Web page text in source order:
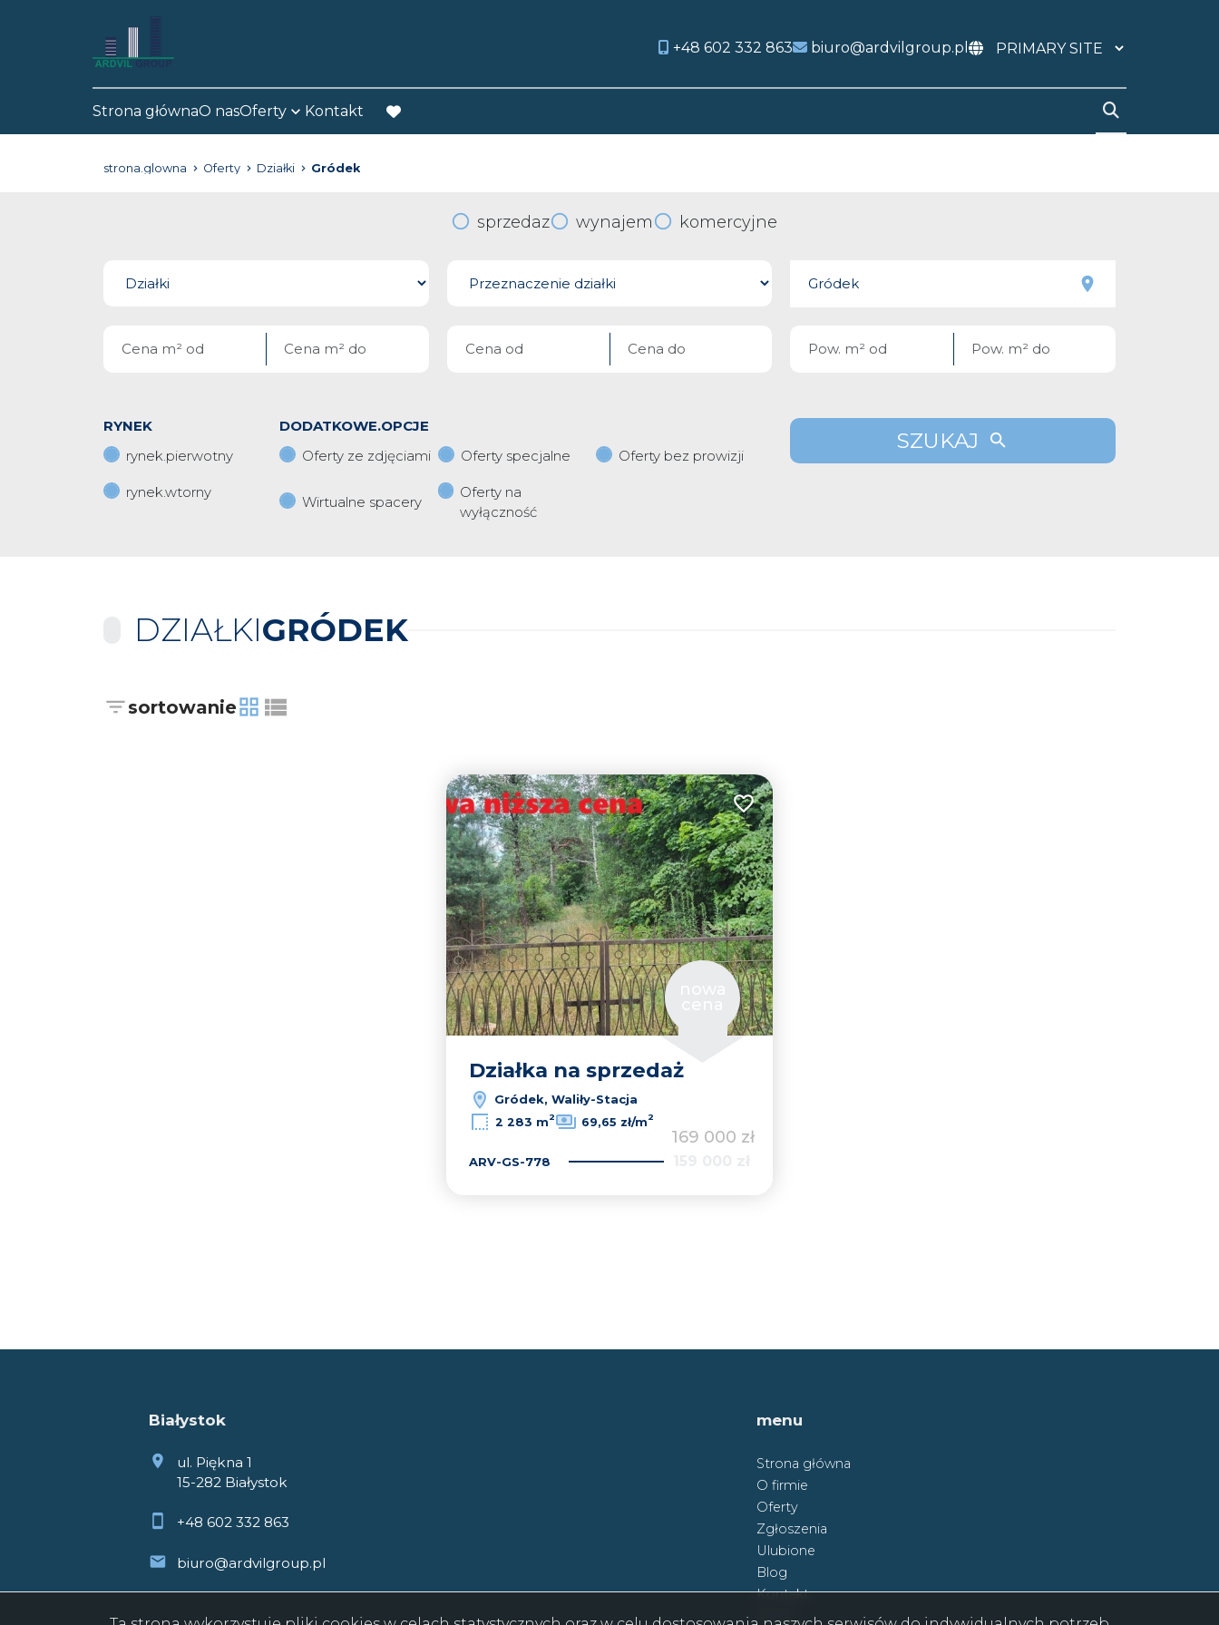
+48 602 332 863 biuro@ardvilgroup.pl
Strona głównaO nasOferty Kontakt
favorite
strona.glowna Oferty Działki Gródek
sprzedaz wynajem komercyjne
RYNEK
rynek.pierwotny
rynek.wtorny
DODATKOWE.OPCJE
Oferty ze zdjęciami
Oferty specjalne Oferty bez prowizji
Wirtualne spacery
Oferty na
wyłączność
SZUKAJ
DZIAŁKIGRÓDEK
sortowanie
tabela
lista
Dodaj do ulubionych
Działka na sprzedaż
Gródek, Waliły-Stacja
2 283 m2 69,65 zł/m2
169 000 zł
ARV-GS-778
Białystok
ul. Piękna 1
15-282 Białystok
+48 602 332 863
biuro@ardvilgroup.pl
menu
Strona główna
O firmie
Oferty
Zgłoszenia
Ulubione
Blog
Kontakt